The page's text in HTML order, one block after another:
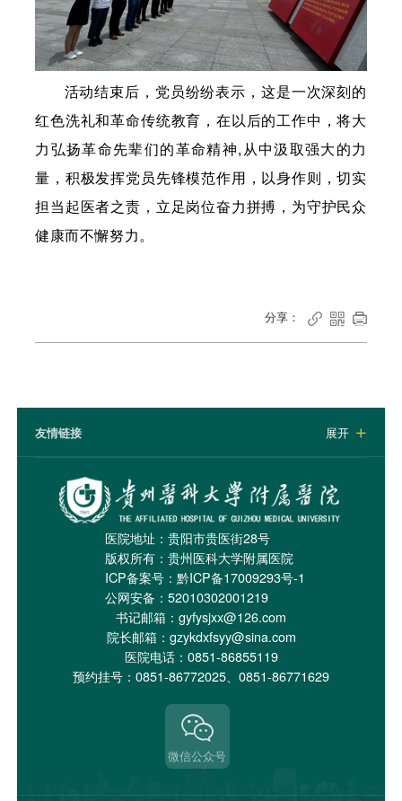
活动结束后，党员纷纷表示，这是一次深刻的
红色洗礼和革命传统教育，在以后的工作中，将大
力弘扬革命先辈们的革命精神,从中汲取强大的力
量，积极发挥党员先锋模范作用，以身作则，切实
担当起医者之责，立足岗位奋力拼搏，为守护民众
健康而不懈努力。
分享：   
友情链接 展开 
医院地址：贵阳市贵医街28号
版权所有：贵州医科大学附属医院
ICP备案号： 黔ICP备17009293号-1
公网安备：52010302001219
书记邮箱：gyfysjxx@126.com
院长邮箱：gzykdxfsyy@sina.com
医院电话：0851-86855119
预约挂号：0851-86772025、0851-86771629
微信公众号